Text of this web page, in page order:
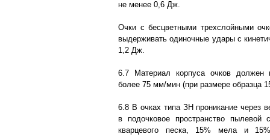
не менее 0,6 Дж.
Очки с бесцветными трехслойными
выдерживать одиночные удары с
1,2 Дж.
6.7 Материал корпуса очков должен
более 75 мм/мин (при размере образца
6.8 В очках типа ЗН проникание через
в подочковое пространство
кварцевого песка, 15% мела и